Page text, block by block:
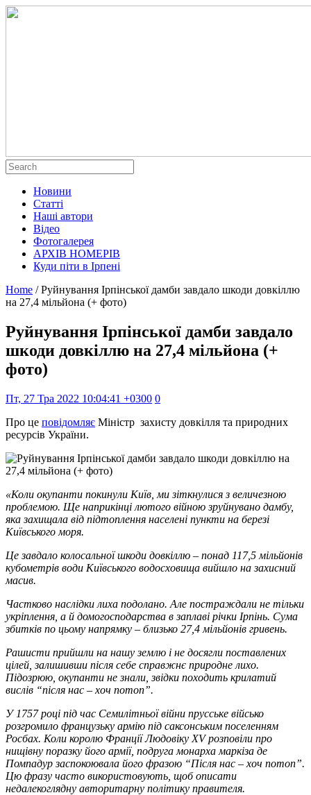
Новини
Статті
Наші автори
Відео
Фотогалерея
АРХІВ НОМЕРІВ
Куди піти в Ірпені
Home / Руйнування Ірпінської дамби завдало шкоди довкіллю
на 27,4 мільйона (+ фото)
Руйнування Ірпінської дамби завдало
шкоди довкіллю на 27,4 мільйона (+
фото)
Пт, 27 Тра 2022 10:04:41 +0300 0
Про це повідомляє Міністр захисту довкілля та природних
ресурсів України.
«Коли окупанти покинули Київ, ми зіткнулися з величезною
проблемою. Ще наприкінці лютого війною зруйнувано дамбу,
яка захищала від підтоплення населені пункти на березі
Київського моря.
Це завдало колосальної шкоди довкіллю – понад 117,5 мільйонів
кубометрів води Київського водосховища вийшло на захисний
масив.
Частково наслідки лиха подолано. Але постраждали не тільки
укріплення, а й домогосподарства в заплаві річки Ірпінь. Сума
збитків по цьому напрямку – близько 27,4 мільйонів гривень.
Рашисти прийшли на нашу землю і не досягли поставлених
цілей, залишивши після себе справжнє природне лихо.
Підозрюю, окупанти не знали, звідки походить крилатий
вислів “після нас – хоч потоп”.
У 1757 році під час Семилітньої війни прусське військо
розгромило французьку армію під саксонським поселенням
Росбах. Коли королю Франції Людовіку XV розповіли про
нищівну поразку його армії, подруга монарха маркіза де
Помпадур заспокоювала його фразою “Після нас – хоч потоп”.
Цю фразу часто використовують, щоб описати
недалекоглядну авторитарну політику правителя.